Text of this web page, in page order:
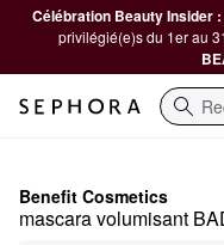
Célébration Beauty Insider :
privilégié(e)s du 1er au
Benefit Cosmetics
mascara volumisant